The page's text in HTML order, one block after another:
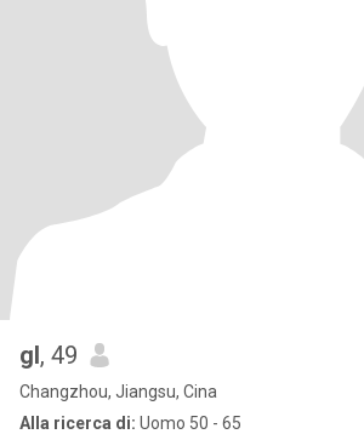
gl, 49
Changzhou, Jiangsu, Cina
Alla ricerca di: Uomo 50 - 65